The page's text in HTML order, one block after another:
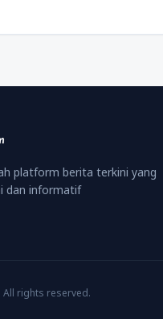
platform berita terkini yang
dan informatif
All rights reserved.